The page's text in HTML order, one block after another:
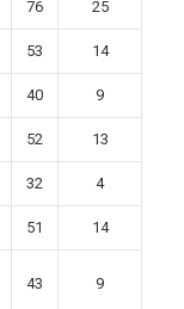
76 25
53 14
40 9
52 13
32 4
51 14
43 9